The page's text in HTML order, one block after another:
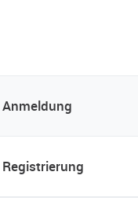
Anmeldung
Registrierung